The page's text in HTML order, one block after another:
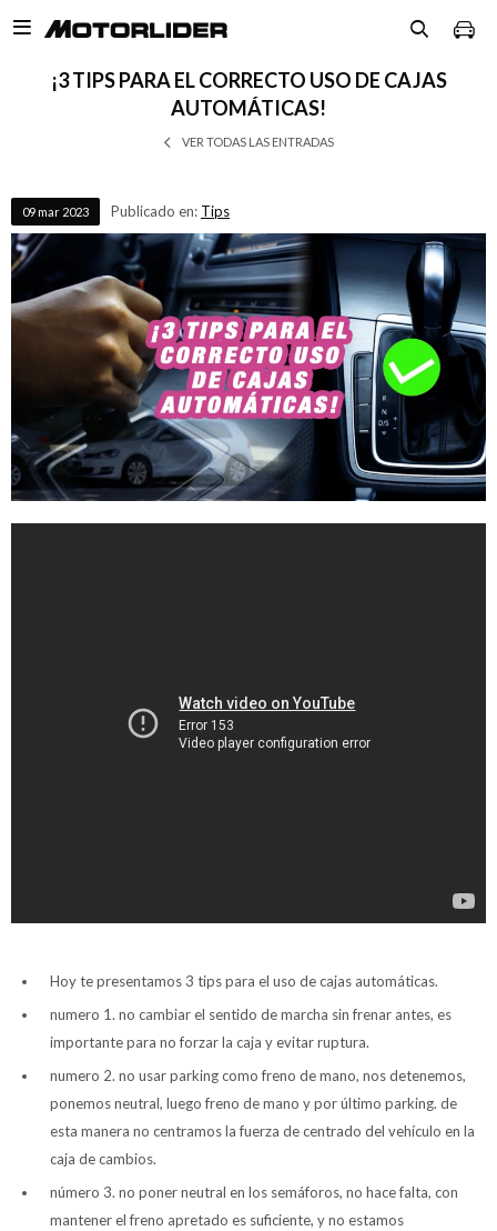

¡3 TIPS PARA EL CORRECTO USO DE CAJAS
AUTOMÁTICAS!
VER TODAS LAS ENTRADAS
09 mar 2023 Publicado en: Tips
Hoy te presentamos 3 tips para el uso de cajas automáticas.
numero 1. no cambiar el sentido de marcha sin frenar antes, es
importante para no forzar la caja y evitar ruptura.
numero 2. no usar parking como freno de mano, nos detenemos,
ponemos neutral, luego freno de mano y por último parking. de
esta manera no centramos la fuerza de centrado del vehículo en la
caja de cambios.
número 3. no poner neutral en los semáforos, no hace falta, con
mantener el freno apretado es suficiente, y no estamos